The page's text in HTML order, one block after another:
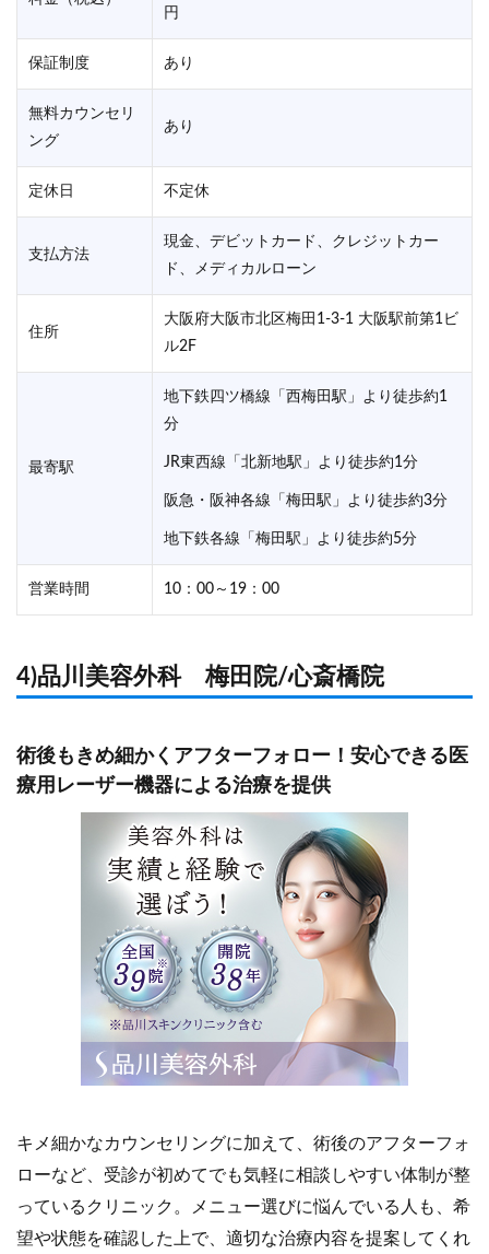
円
保証制度 あり
無料カウンセリ
ング
あり
定休日 不定休
支払方法
現金、デビットカード、クレジットカー
ド、メディカルローン
住所
大阪府大阪市北区梅田1-3-1 大阪駅前第1ビ
ル2F
最寄駅
地下鉄四ツ橋線「西梅田駅」より徒歩約1
分
JR東西線「北新地駅」より徒歩約1分
阪急・阪神各線「梅田駅」より徒歩約3分
地下鉄各線「梅田駅」より徒歩約5分
営業時間 10：00～19：00
4)品川美容外科 梅田院/心斎橋院
術後もきめ細かくアフターフォロー！安心できる医
療用レーザー機器による治療を提供
キメ細かなカウンセリングに加えて、術後のアフターフォ
ローなど、受診が初めてでも気軽に相談しやすい体制が整
っているクリニック。メニュー選びに悩んでいる人も、希
望や状態を確認した上で、適切な治療内容を提案してくれ